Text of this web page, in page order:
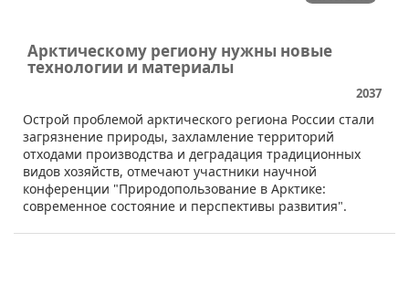
Арктическому региону нужны новые
технологии и материалы
2037
​Острой проблемой арктического региона России стали
загрязнение природы, захламление территорий
отходами производства и деградация традиционных
видов хозяйств, отмечают участники научной
конференции "Природопользование в Арктике:
современное состояние и перспективы развития".